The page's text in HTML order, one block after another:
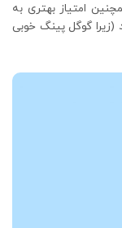
امتیاز بهتری به
گوگل پینگ خوبی